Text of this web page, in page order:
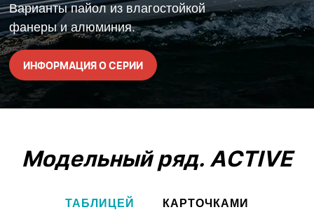
Варианты пайол из влагостойкой
фанеры и алюминия.
ИНФОРМАЦИЯ О СЕРИИ
Модельный ряд. ACTIVE
ТАБЛИЦЕЙ КАРТОЧКАМИ